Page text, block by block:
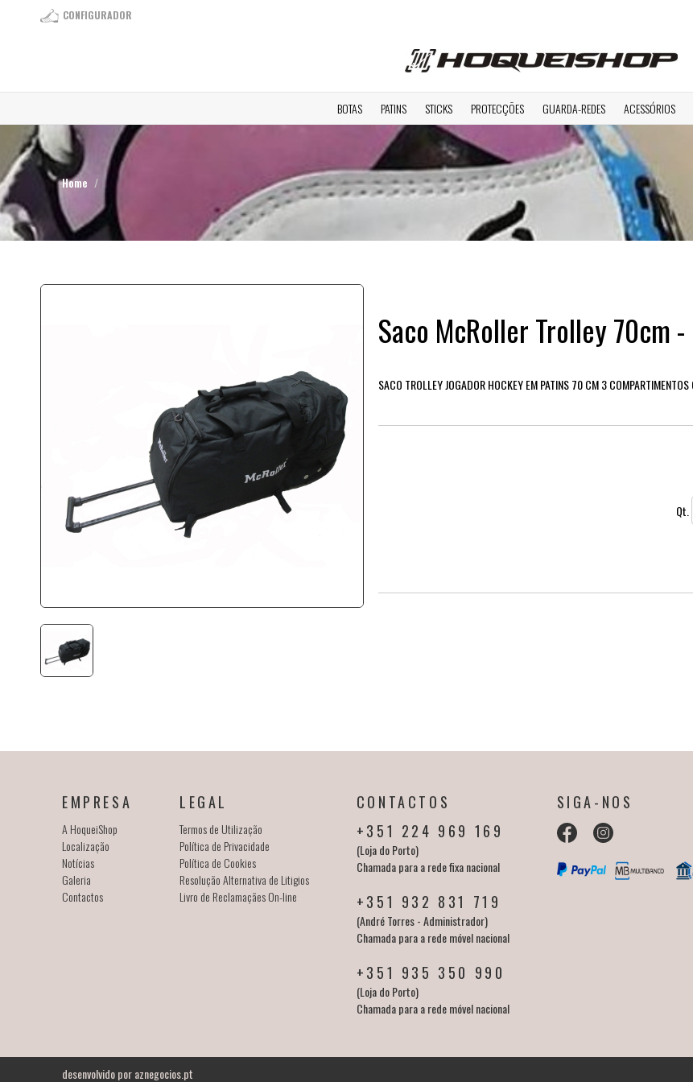
CONFIGURADOR
BOTAS PATINS STICKS PROTECÇÕES GUARDA-REDES ACESSÓRIOS
Home
Saco McRoller Trolley 70cm -
SACO TROLLEY JOGADOR HOCKEY EM PATINS 70 CM 3
Qt.
EMPRESA
A HoqueiShop
Localização
Notícias
Galeria
Contactos
LEGAL
Termos de Utilização
Política de Privacidade
Política de Cookies
Resolução Alternativa de Litigios
Livro de Reclamaçães On-line
CONTACTOS
+351 224 969 169
(Loja do Porto)
Chamada para a rede fixa nacional
+351 932 831 719
(André Torres - Administrador)
Chamada para a rede móvel nacional
+351 935 350 990
(Loja do Porto)
Chamada para a rede móvel nacional
SIGA-NOS
desenvolvido poraznegocios.pt